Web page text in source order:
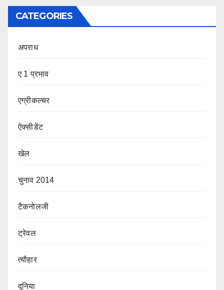
CATEGORIES
अपराध
ए 1 प्रभाव
एग्रीकल्चर
ऐक्सीडेंट
खेल
चुनाव 2014
टैकनोलजी
ट्रेवल
त्यौहार
दुनिया